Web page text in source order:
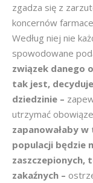
zgadza się z
koncernów
Według niej nie
spowodowane
związek danego
tak jest,
dziedzinie –
utrzymać
zapanowałaby
populacji będzie
zaszczepionych,
zakaźnych –